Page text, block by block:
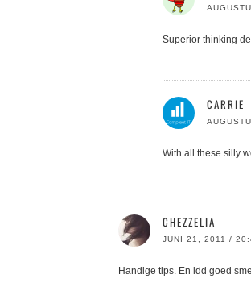
Superior thinking
CARRIE
With all these silly
CHEZZELIA
JUNI 21, 2011 /
Handige tips. En idd goed